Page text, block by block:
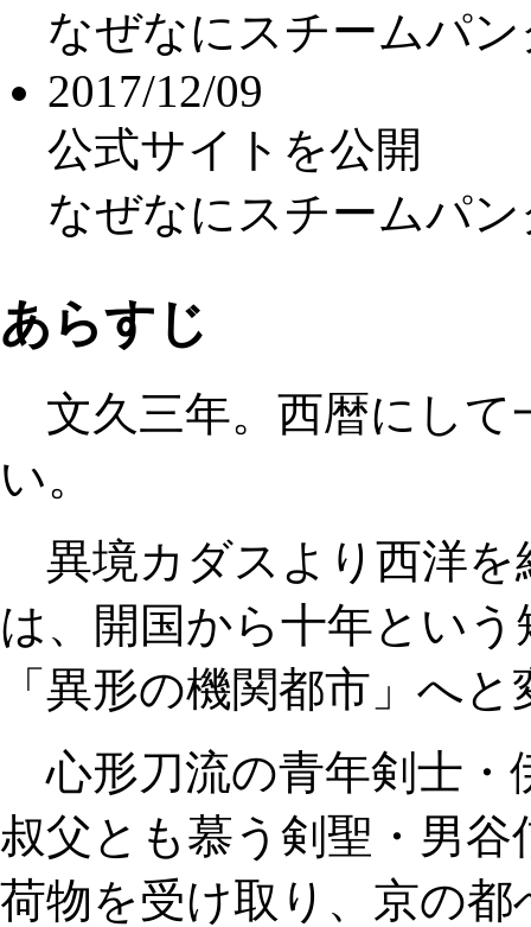
なぜなにスチームパ
2017/12/09
公式サイトを公開
なぜなにスチームパ
あらすじ
文久三年。西暦にして
い。
異境カダスより西洋を
は、開国から十年とい
「異形の機関都市」へ
心形刀流の青年剣士・
叔父とも慕う剣聖・男
荷物を受け取り、京の